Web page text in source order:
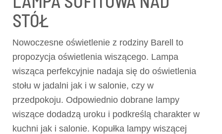
STÓŁ
Nowoczesne oświetlenie z rodziny Barell to
propozycja oświetlenia wiszącego. Lampa
wisząca perfekcyjnie nadaja się do oświetlenia
stołu w jadalni jak i w salonie, czy w
przedpokoju. Odpowiednio dobrane lampy
wiszące dodadzą uroku i podkreślą charakter w
kuchni jak i salonie. Kopułka lampy wiszącej